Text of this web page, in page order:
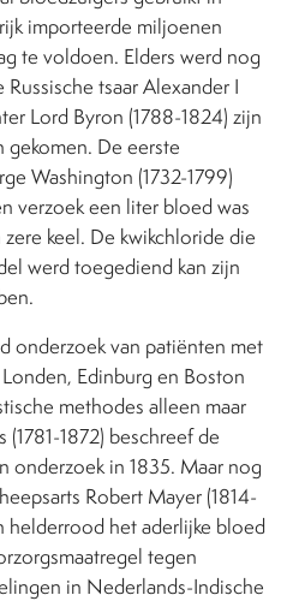
importeerde miljoenen
te voldoen. Elders werd nog
tsaar Alexander I
Lord Byron (1788-1824) zijn
De eerste
Washington (1732-1799)
verzoek een liter bloed was
keel. De kwikchloride die
werd toegediend kan zijn
onderzoek van patiënten met
Edinburg en Boston
methodes alleen maar
1872) beschreef de
onderzoek in 1835. Maar nog
Robert Mayer (1814-
het aderlijke bloed
tegen
in Nederlands-Indische